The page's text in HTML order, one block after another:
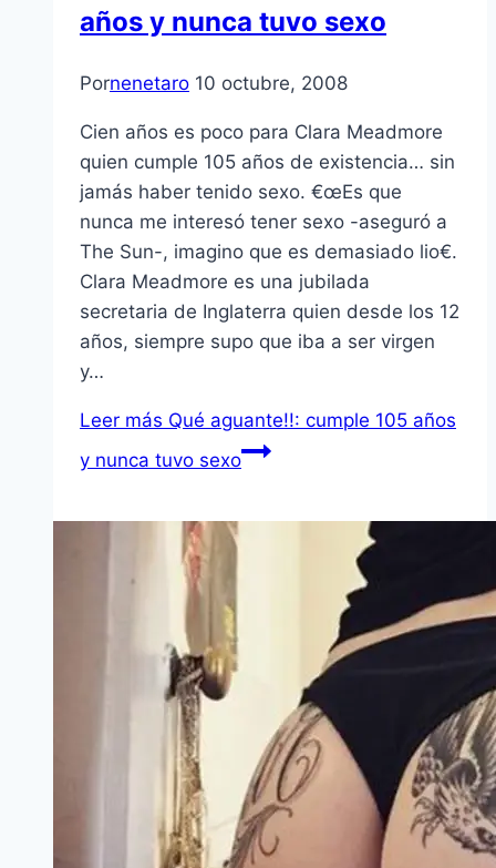
años y nunca tuvo sexo
Pornenetaro 10 octubre, 2008
Cien años es poco para Clara Meadmore
quien cumple 105 años de existencia… sin
jamás haber tenido sexo. €œEs que
nunca me interesó tener sexo -aseguró a
The Sun-, imagino que es demasiado lio€.
Clara Meadmore es una jubilada
secretaria de Inglaterra quien desde los 12
años, siempre supo que iba a ser virgen
y…
Leer más Qué aguante!!: cumple 105 años
y nunca tuvo sexo